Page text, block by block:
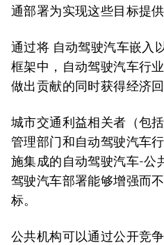
通部署为实现这些目标提供
通过将 自动驾驶汽车嵌入
框架中，自动驾驶汽车行
做出贡献的同时获得经济回
城市交通利益相关者（包
管理部门和自动驾驶汽车
施集成的自动驾驶汽车-公
驾驶汽车部署能够增强而
标。
公共机构可以通过公开竞